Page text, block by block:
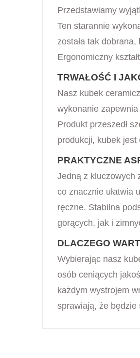
Przedstawiamy
Ten starannie
została tak
Ergonomiczny
TRWAŁOŚĆ I
Nasz kubek
wykonanie
Produkt przeszedł
produkcji, kubek jest
PRAKTYCZNE
Jedną z kluczowych
co znacznie ułatwia
ręczne. Stabilna
gorących, jak i
DLACZEGO
Wybierając nasz
osób ceniących
każdym wystrojem
sprawiają, że będzie